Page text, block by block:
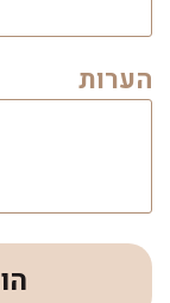
הערות